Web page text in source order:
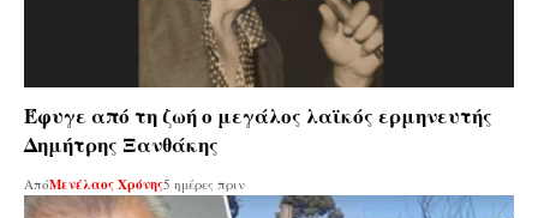
Έφυγε από τη ζωή ο μεγάλος λαϊκός ερμηνευτής
Δημήτρης Ξανθάκης
ΑπόΜενέλαος Χρόνης5 ημέρες πριν